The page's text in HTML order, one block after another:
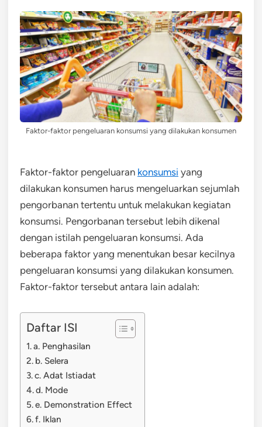
Faktor-faktor pengeluaran konsumsi yang dilakukan konsumen
Faktor-faktor pengeluaran konsumsi yang
dilakukan konsumen harus mengeluarkan sejumlah
pengorbanan tertentu untuk melakukan kegiatan
konsumsi. Pengorbanan tersebut lebih dikenal
dengan istilah pengeluaran konsumsi. Ada
beberapa faktor yang menentukan besar kecilnya
pengeluaran konsumsi yang dilakukan konsumen.
Faktor-faktor tersebut antara lain adalah:
Daftar ISI
a. Penghasilan
b. Selera
c. Adat Istiadat
d. Mode
e. Demonstration Effect
f. Iklan